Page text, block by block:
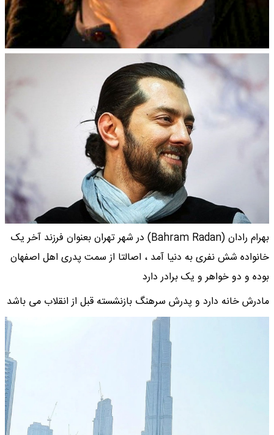
بهرام رادان (Bahram Radan) در شهر تهران بعنوان فرزند آخر یک
خانواده شش نفری به دنیا آمد ، اصالتا از سمت پدری اهل اصفهان
بوده و دو خواهر و یک برادر دارد
مادرش خانه دارد و پدرش سرهنگ بازنشسته قبل از انقلاب می باشد